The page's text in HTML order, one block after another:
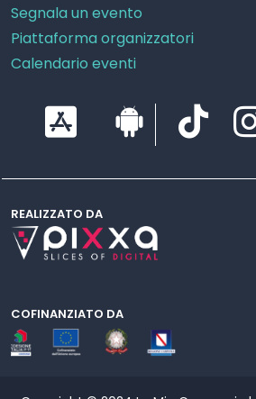
Segnala un evento
Piattaforma organizzatori
Calendario eventi
REALIZZATO DA
COFINANZIATO DA